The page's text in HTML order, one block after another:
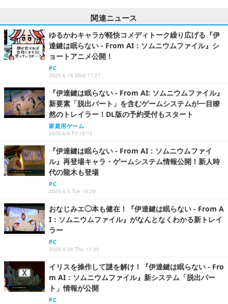
関連ニュース
ゆるかわキャラが軽快コメディトーク繰り広げる『伊
達鍵は眠らない - From AI：ソムニウムファイル』シ
ョートアニメ公開！
PC
2025.6.18 Wed 17:27
『伊達鍵は眠らない - From AI: ソムニウムファイル』
新要素「脱出パート」を含むゲームシステムが一目瞭
然のトレイラー！DL版の予約受付もスタート
家庭用ゲーム
2025.6.6 Fri 18:15
『伊達鍵は眠らない - From AI：ソムニウムファイ
ル』再登場キャラ・ゲームシステム情報公開！新人時
代の龍木も登場
PC
2025.6.3 Tue 19:29
おなじみエ◯本も健在！『伊達鍵は眠らない - From A
I：ソムニウムファイル』がなんとなくわかる新トレイ
ラー
PC
2025.4.24 Thu 17:30
イリスを操作して謎を解け！『伊達鍵は眠らない - Fro
m AI：ソムニウムファイル』新システム「脱出パー
ト」情報が公開
PC